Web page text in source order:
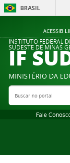
BRASIL
INSTITUTO FEDERAL
SUDESTE DE MINAS
IF
MINISTÉRIO DA
Buscar no portal
Fale